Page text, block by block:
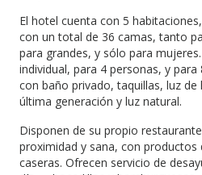
El hotel cuenta con 5
con un total de 36 camas, tanto
para grandes, y sólo para
individual, para 4 personas, y
con baño privado, taquillas, luz
última generación y luz natural.
Disponen de su propio
proximidad y sana, con
caseras. Ofrecen servicio de